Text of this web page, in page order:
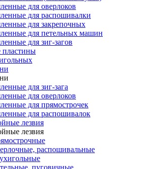
для оверлоков
для распошивалки
для закрепочных
для петельных машин
для зиг-загов
для зиг-зага
для оверлоков
для прямострочек
для распошивалок
лезвия
лезвия
распошивальные
пуговичные